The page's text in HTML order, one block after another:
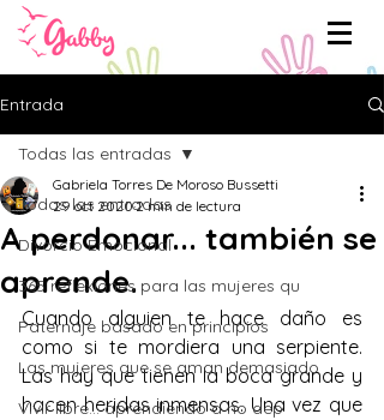
Entrada
Todas las entradas
Divorcio Emocional
365 reflexiones para las mujeres qu
Paternaje basado en principios
Las mujeres que se aman demasiado
Vivir libre... aprendiendo a no dep
Todas las entradas
A perdonar... también se
aprende.
Gabriela Torres De Moroso Bussetti
29 oct 20202 min de lectura
Cuando alguien te hace daño es
como si te mordiera una serpiente.
Las hay que tienen la boca grande y
hacen heridas inmensas. Una vez que